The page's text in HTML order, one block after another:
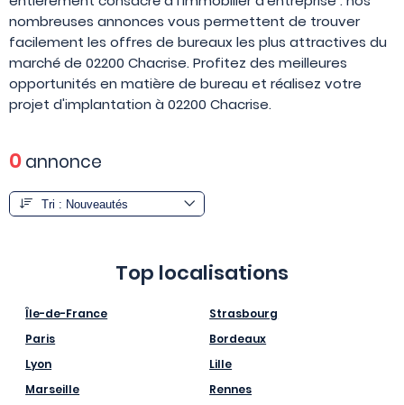
nombreuses annonces vous permettent de trouver
facilement les offres de bureaux les plus attractives du
marché de 02200 Chacrise. Profitez des meilleures
opportunités en matière de bureau et réalisez votre
projet d'implantation à 02200 Chacrise.
0annonce
Top localisations
Île-de-France
Paris
Lyon
Marseille
Strasbourg
Bordeaux
Lille
Rennes